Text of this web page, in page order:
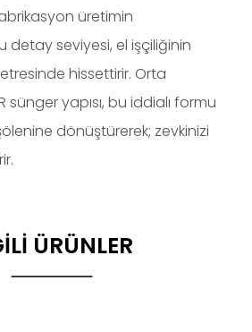
üretimin
detay seviyesi, el işçiliğinin
hissettirir. Orta
sünger yapısı, bu iddialı formu
dönüştürerek; zevkinizi
ÜRÜNLER